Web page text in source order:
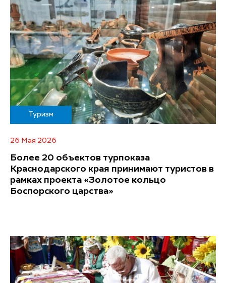
Туризм
26 Мая 2026
Более 20 объектов турпоказа
Краснодарского края принимают туристов в
рамках проекта «Золотое кольцо
Боспорского царства»